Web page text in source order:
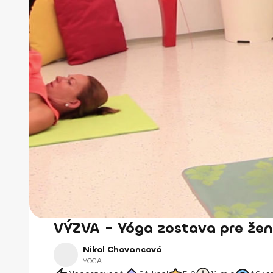
VÝZVA - Yóga zostava pre
Nikol Chovancová
YOGA